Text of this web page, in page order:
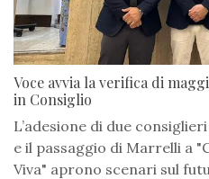
Voce avvia la verifica di
in Consiglio
L’adesione di due
e il passaggio di Marrelli a
Viva" aprono scenari sul